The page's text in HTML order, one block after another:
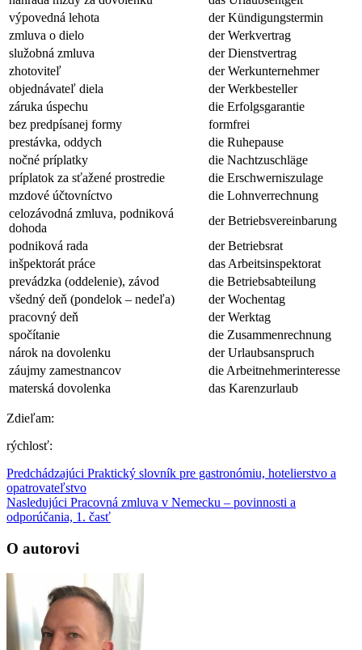
výpovedná lehota
der Kündigungstermin
zmluva o dielo
der Werkvertrag
služobná zmluva
der Dienstvertrag
zhotoviteľ
der Werkunternehmer
objednávateľ diela
der Werkbesteller
záruka úspechu
die Erfolgsgarantie
bez predpísanej formy
formfrei
prestávka, oddych
die Ruhepause
nočné príplatky
die Nachtzuschläge
príplatok za sťažené prostredie
die Erschwerniszulage
mzdové účtovníctvo
die Lohnverrechnung
celozávodná zmluva, podniková
dohoda
der Betriebsvereinbarung
podniková rada
der Betriebsrat
inšpektorát práce
das Arbeitsinspektorat
prevádzka (oddelenie), závod
die Betriebsabteilung
všedný deň (pondelok – nedeľa)
der Wochentag
pracovný deň
der Werktag
spočítanie
die Zusammenrechnung
nárok na dovolenku
der Urlaubsanspruch
záujmy zamestnancov
die Arbeitnehmerinteresse
materská dovolenka
das Karenzurlaub
Zdieľam:
rýchlosť:
Predchádzajúci Praktický slovník pre gastronómiu, hotelierstvo a
opatrovateľstvo
Nasledujúci Pracovná zmluva v Nemecku – povinnosti a
odporúčania, 1. časť
O autorovi